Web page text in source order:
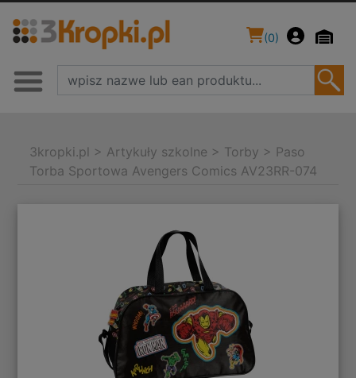
(0)
3kropki.pl > Artykuły szkolne > Torby > Paso
Torba Sportowa Avengers Comics AV23RR-074